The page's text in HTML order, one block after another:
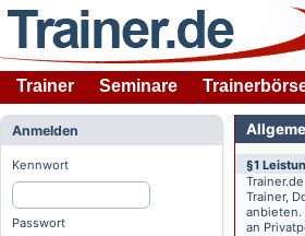
Trainer Seminare
Anmelden
Kennwort
Passwort
§1
Trainer.de
Trainer,
anbieten.
an